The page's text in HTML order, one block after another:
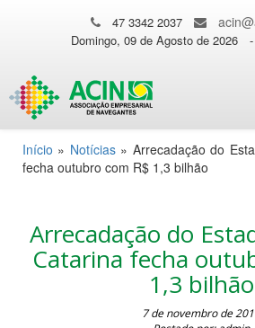
47 3342 2037
Domingo, 09 de Agosto de 2026 -
Início » Notícias» Arrecadação do
fecha outubro com R$ 1,3 bilhão
Arrecadação do
Catarina fecha
1,3 bilhão
7 de novembro de